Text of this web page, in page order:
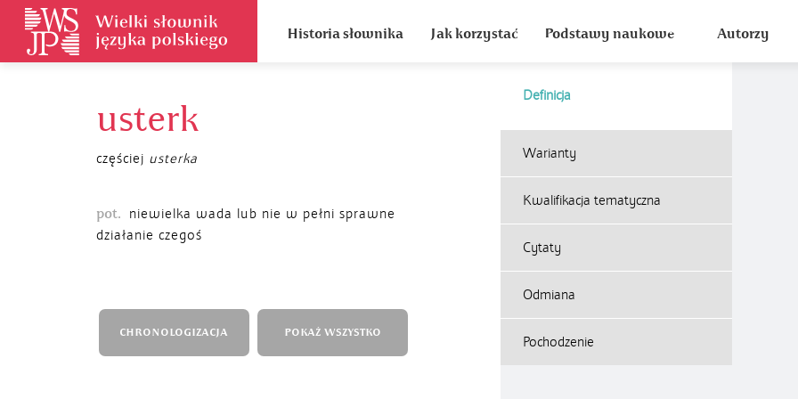
Historia słownika Jak korzystać Podstawy naukowe Autorzy
usterk
częściej usterka
Definicja
pot.
niewielka wada lub nie w pełni sprawne
działanie czegoś
Warianty
Kwalifikacja tematyczna
Cytaty
Odmiana
Pochodzenie
CHRONOLOGIZACJA POKAŻ WSZYSTKO